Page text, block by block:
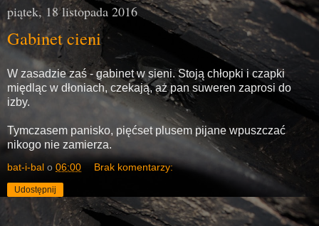
piątek, 18 listopada 2016
Gabinet cieni
W zasadzie zaś - gabinet w sieni. Stoją chłopki i czapki
międląc w dłoniach, czekają, aż pan suweren zaprosi do
izby.
Tymczasem panisko, pięćset plusem pijane wpuszczać
nikogo nie zamierza.
bat-i-bal o 06:00 Brak komentarzy:
Udostępnij